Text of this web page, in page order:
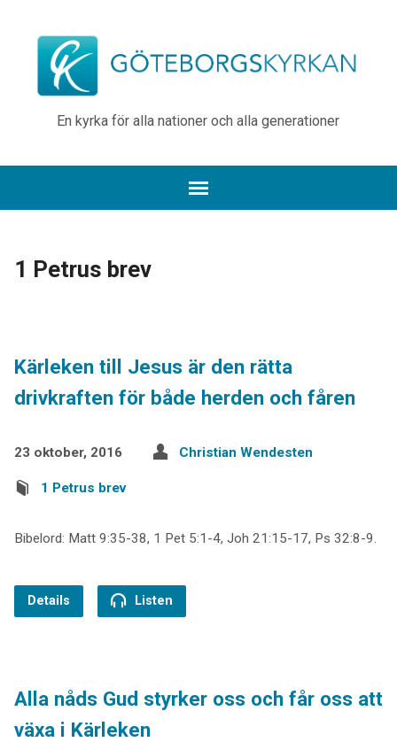
En kyrka för alla nationer och alla generationer
1 Petrus brev
Kärleken till Jesus är den rätta
drivkraften för både herden och fåren
23 oktober, 2016 Christian Wendesten
1 Petrus brev
Bibelord: Matt 9:35-38, 1 Pet 5:1-4, Joh 21:15-17, Ps 32:8-9.
Details Listen
Alla nåds Gud styrker oss och får oss att
växa i Kärleken